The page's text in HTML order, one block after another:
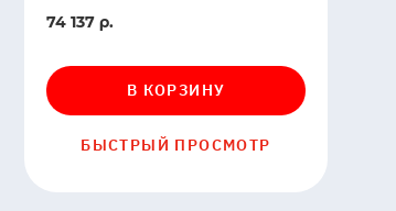
250/1.8
В
74 137 р.
В КОРЗИНУ
БЫСТРЫЙ ПРОСМОТР